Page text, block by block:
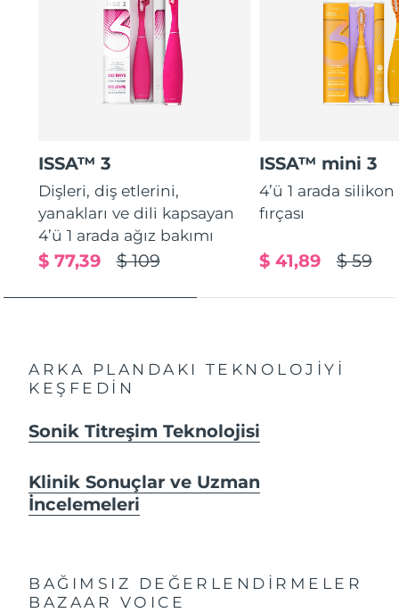
ISSA™ 3
Dişleri, diş etlerini,
yanakları ve dili kapsayan
4’ü 1 arada ağız bakımı
$ 109
$ 77,39
ISSA™ mini 3
4’ü 1 arada
fırçası
$ 59
$ 41,89
ARKA PLANDAKI TEKNOLOJİYİ
KEŞFEDİN
Sonik Titreşim Teknolojisi
Klinik Sonuçlar ve Uzman
İncelemeleri
BAĞIMSIZ DEĞERLENDİRMELER
BAZAAR VOICE